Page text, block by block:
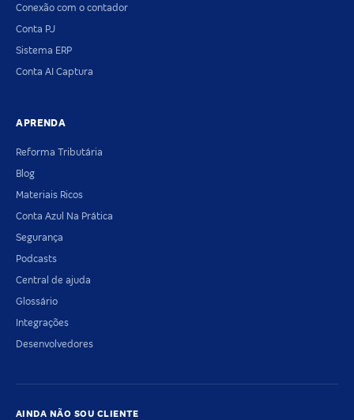
Conexão com o contador
Conta PJ
Sistema ERP
Conta AI Captura
APRENDA
Reforma Tributária
Blog
Materiais Ricos
Conta Azul Na Prática
Segurança
Podcasts
Central de ajuda
Glossário
Integrações
Desenvolvedores
AINDA NÃO SOU CLIENTE